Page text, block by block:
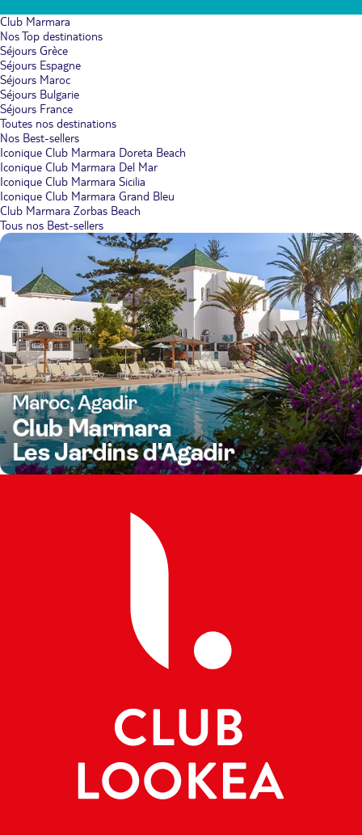
Club Marmara
Nos Top destinations
Séjours Grèce
Séjours Espagne
Séjours Maroc
Séjours Bulgarie
Séjours France
Toutes nos destinations
Nos Best-sellers
Iconique Club Marmara Doreta Beach
Iconique Club Marmara Del Mar
Iconique Club Marmara Sicilia
Iconique Club Marmara Grand Bleu
Club Marmara Zorbas Beach
Tous nos Best-sellers